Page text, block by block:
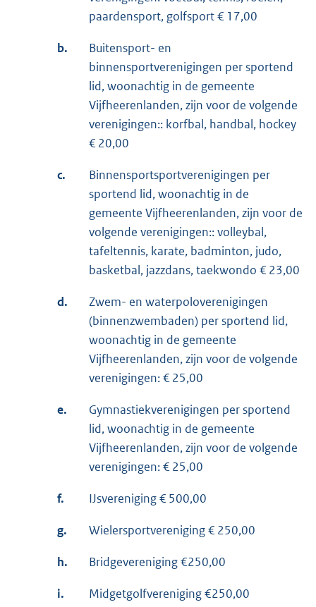
paardensport, golfsport € 17,00
b.
Buitensport- en
binnensportverenigingen per sportend
lid, woonachtig in de gemeente
Vijfheerenlanden, zijn voor de volgende
verenigingen:: korfbal, handbal, hockey
€ 20,00
c.
Binnensportsportverenigingen per
sportend lid, woonachtig in de
gemeente Vijfheerenlanden, zijn voor de
volgende verenigingen:: volleybal,
tafeltennis, karate, badminton, judo,
basketbal, jazzdans, taekwondo € 23,00
d.
Zwem- en waterpoloverenigingen
(binnenzwembaden) per sportend lid,
woonachtig in de gemeente
Vijfheerenlanden, zijn voor de volgende
verenigingen: € 25,00
e.
Gymnastiekverenigingen per sportend
lid, woonachtig in de gemeente
Vijfheerenlanden, zijn voor de volgende
verenigingen: € 25,00
f. IJsvereniging € 500,00
g. Wielersportvereniging € 250,00
h. Bridgevereniging €250,00
i. Midgetgolfvereniging €250,00